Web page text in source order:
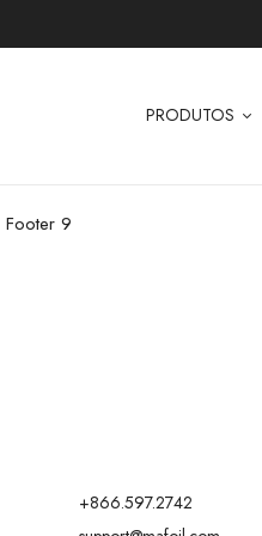
PRODUTOS
Footer 9
+866.597.2742